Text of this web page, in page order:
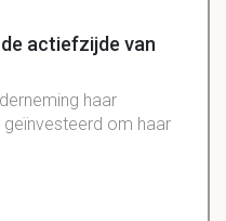
actiefzijde van
haar
geïnvesteerd om haar